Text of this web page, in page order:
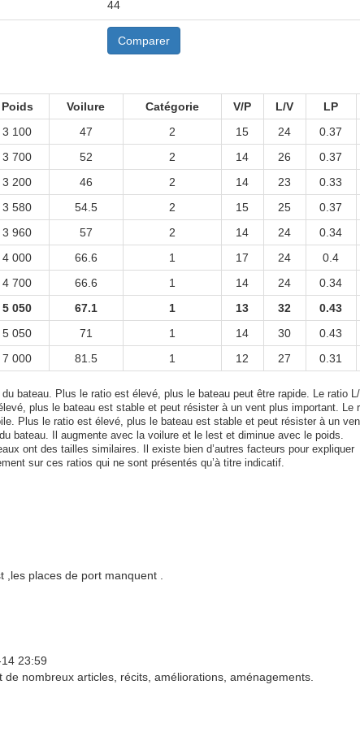
44
Comparer
Poids Voilure Catégorie V/P L/V LP
3 100 47 2 15 24 0.37
3 700 52 2 14 26 0.37
3 200 46 2 14 23 0.33
3 580 54.5 2 15 25 0.37
3 960 57 2 14 24 0.34
4 000 66.6 1 17 24 0.4
4 700 66.6 1 14 24 0.34
5 050 67.1 1 13 32 0.43
5 050 71 1 14 30 0.43
7 000 81.5 1 12 27 0.31
bateau. Plus le ratio est élevé, plus le bateau peut être rapide. Le ratio
plus le bateau est stable et peut résister à un vent plus important. Le
Plus le ratio est élevé, plus le bateau est stable et peut résister à un
bateau. Il augmente avec la voilure et le lest et diminue avec le poids.
ont des tailles similaires. Il existe bien d’autres facteurs pour expliquer
sur ces ratios qui ne sont présentés qu’à titre indicatif.
places de port manquent .
23:59
nombreux articles, récits, améliorations, aménagements.